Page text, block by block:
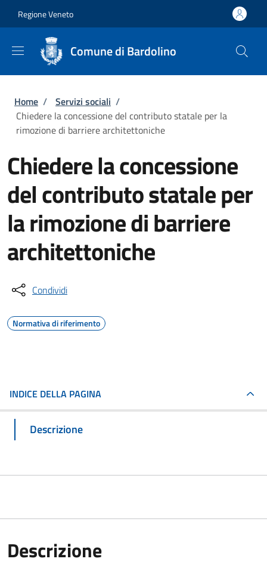
Regione Veneto
Comune di Bardolino
Briciole di pane
Home / Servizi sociali /
Chiedere la concessione del contributo statale per la
rimozione di barriere architettoniche
Chiedere la concessione
del contributo statale per
la rimozione di barriere
architettoniche
Condividi
Normativa di riferimento
INDICE DELLA PAGINA
Descrizione
Descrizione